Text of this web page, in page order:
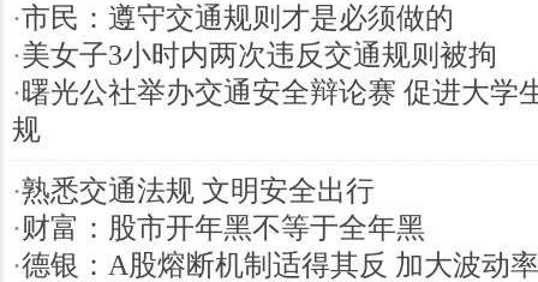
·市民：遵守交通规则才是必须做的
·美女子3小时内两次违反交通规则被拘
·曙光公社举办交通安全辩论赛 促进大学
规
·熟悉交通法规 文明安全出行
·财富：股市开年黑不等于全年黑
·德银：A股熔断机制适得其反 加大波动率